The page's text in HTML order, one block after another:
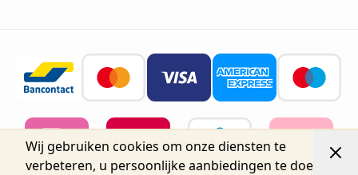
Wij gebruiken cookies om onze diensten te
verbeteren, u persoonlijke aanbiedingen te doen